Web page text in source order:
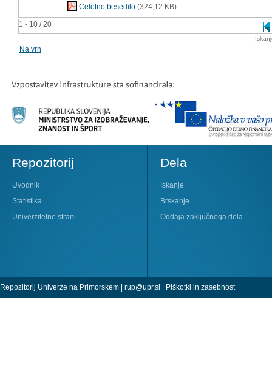
1 - 10 / 20
Celotno besedilo (324,12 KB)
Na vrh
Repozitorij
Uvodnik
Statistika
Univerzitetne strani
Dela
Iskanje
Brskanje
Oddaja zaključnega dela
Repozitorij Univerze na Primorskem | rup@upr.si | Piškotki in zasebnost